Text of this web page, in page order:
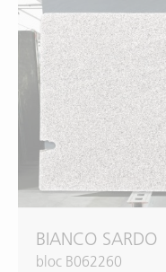
BIANCO SARDO
bloc B062260